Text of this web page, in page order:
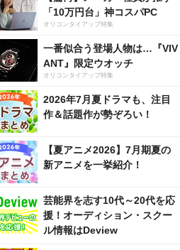
「10万円台」神コスパPC
オリコンタイアップ特集
一番似合う登場人物は…『VIV
ANT』限定ウオッチ
オリコンタイアップ特集
2026年7月夏ドラマも、注目
作＆話題作が勢ぞろい！
【夏アニメ2026】7月期夏の
新アニメを一挙紹介！
芸能界を志す10代～20代を応
援！オーディション・スクー
ル情報はDeview